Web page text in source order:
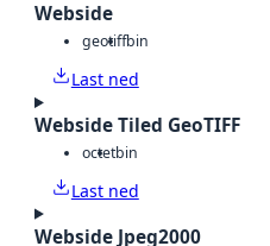
Webside
geotiffbin
Last ned
Webside Tiled GeoTIFF
octetbin
Last ned
Webside Jpeg2000